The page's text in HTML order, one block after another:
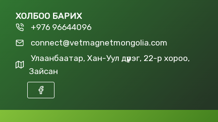
ХОЛБОО БАРИХ
+976 96644096
connect@vetmagnetmongolia.com
Улаанбаатар, Хан-Уул дүүрэг, 22-р хороо,
Зайсан